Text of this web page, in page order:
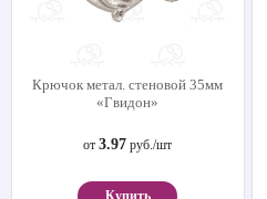
Крючок метал. стеновой 35мм
«Гвидон»
от3.97 руб./шт
Купить